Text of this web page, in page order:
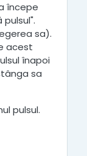
începe
sa).
acest
înapoi
sa
pulsul.